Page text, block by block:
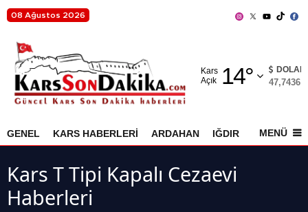
08 Ağustos 2026
Kars
Açık
14°
Adıyaman
Ağrı
Ankara
DOLAR
47,7436
GENEL KARS HABERLERİ ARDAHAN IĞDIR AKYAKA
MENÜ
Kars T Tipi Kapalı Cezaevi
Haberleri